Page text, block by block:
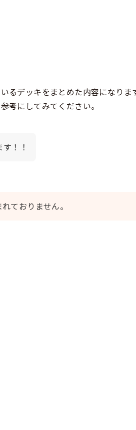
るデッキをまとめた内容になりま
考にしてみてください。
！！
ておりません。